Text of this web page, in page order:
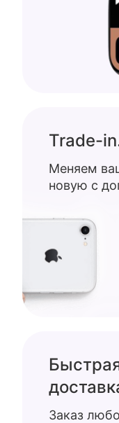
Trade-
Меняем
новую с
Заказ